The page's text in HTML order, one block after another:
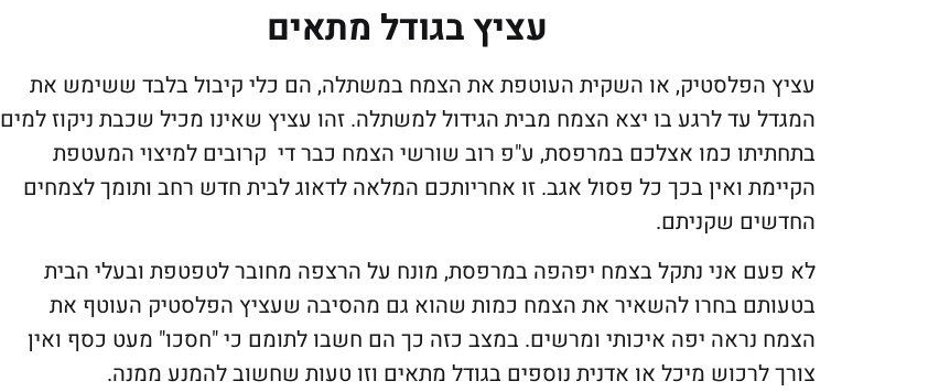
עציץ בגודל מתאים
עציץ הפלסטיק, או השקית העוטפת את הצמח במשתלה, הם כלי קיבול בלבד ששימש את
המגדל עד לרגע בו יצא הצמח מבית הגידול למשתלה. זהו עציץ שאינו מכיל שכבת ניקוז למים
בתחתיתו כמו אצלכם במרפסת, ע"פ רוב שורשי הצמח כבר די קרובים למיצוי המעטפת
הקיימת ואין בכך כל פסול אגב. זו אחריותכם המלאה לדאוג לבית חדש רחב ותומך לצמחים
החדשים שקניתם.
לא פעם אני נתקל בצמח יפהפה במרפסת, מונח על הרצפה מחובר לטפטפת ובעלי הבית
בטעותם בחרו להשאיר את הצמח כמות שהוא גם מהסיבה שעציץ הפלסטיק העוטף את
הצמח נראה יפה איכותי ומרשים. במצב כזה כך הם חשבו לתומם כי "חסכו" מעט כסף ואין
צורך לרכוש מיכל או אדנית נוספים בגודל מתאים וזו טעות שחשוב להמנע ממנה.